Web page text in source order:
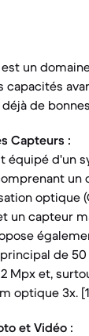
un
capacités
de
Capteurs :
équipé d'un
un
optique
un capteur
de 50
Mpx et,
optique 3x.
et Vidéo :